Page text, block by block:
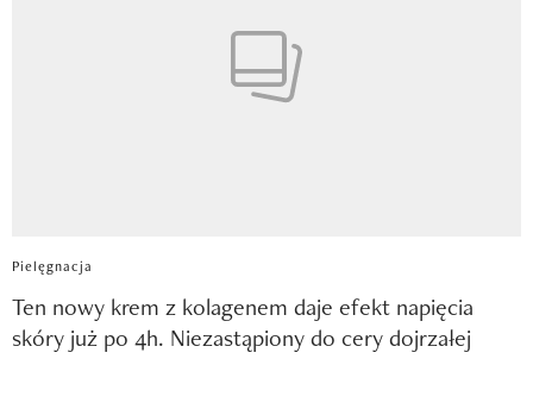
Pielęgnacja
Ten nowy krem z kolagenem daje efekt napięcia
skóry już po 4h. Niezastąpiony do cery dojrzałej